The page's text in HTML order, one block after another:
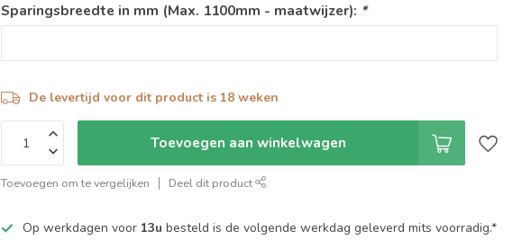
Sparingsbreedte in mm (Max. 1100mm - maatwijzer): *
De levertijd voor dit product is 18 weken
Toevoegen aan winkelwagen
Toevoegen om te vergelijken Deel dit product
Op werkdagen voor 13u besteld is de volgende werkdag geleverd mits voorradig.*